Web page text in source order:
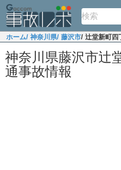
ホーム/ 神奈川県/ 藤沢市/ 辻堂新町四
神奈川県藤沢市辻
通事故情報